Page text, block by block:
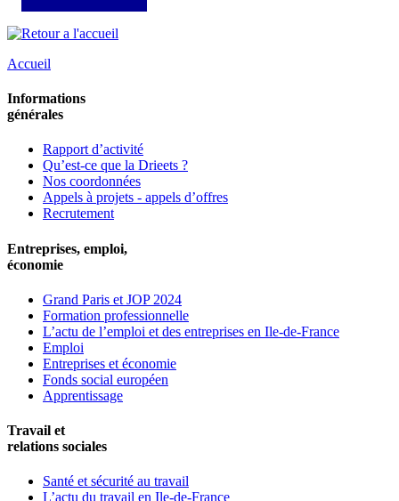
Accueil
Informations
générales
Rapport d’activité
Qu’est-ce que la Drieets ?
Nos coordonnées
Appels à projets - appels d’offres
Recrutement
Entreprises, emploi,
économie
Grand Paris et JOP 2024
Formation professionnelle
L’actu de l’emploi et des entreprises en Ile-de-France
Emploi
Entreprises et économie
Fonds social européen
Apprentissage
Travail et
relations sociales
Santé et sécurité au travail
L’actu du travail en Ile-de-France